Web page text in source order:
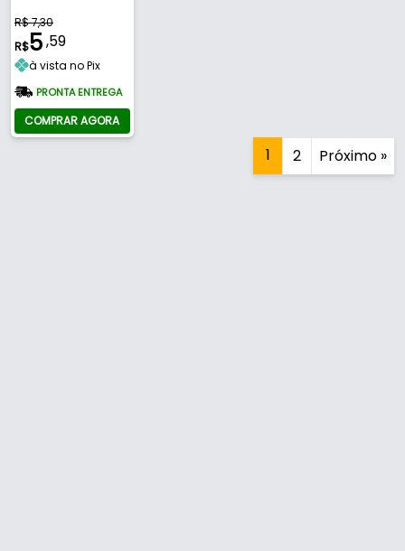
R$ 7,30
R$5,59
à vista no Pix
PRONTA ENTREGA
COMPRAR AGORA
1 2 Próximo »